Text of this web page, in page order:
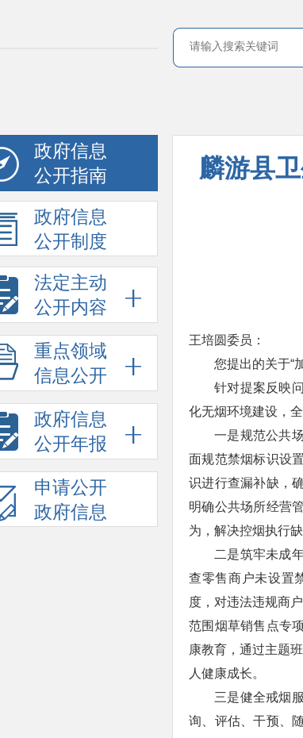
政府信息
公开指南
政府信息
公开制度
法定主动
公开内容
重点领域
信息公开
政府信息
公开年报
申请公开
政府信息
麟游县
王培圆委员：
您提出的关于“
针对提案反映
化无烟环境建设，
一是规范公共
面规范禁烟标识设
识进行查漏补缺，
明确公共场所经营
为，解决控烟执行缺
二是筑牢未成
查零售商户未设置
度，对违法违规商
范围烟草销售点专
康教育，通过主题
人健康成长。
三是健全戒烟
询、评估、干预、